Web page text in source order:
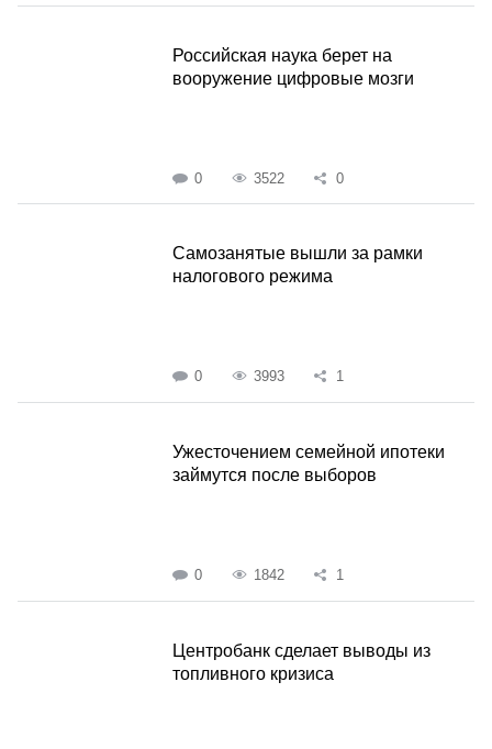
Российская наука берет на
вооружение цифровые мозги
0 3522 0
Самозанятые вышли за рамки
налогового режима
0 3993 1
Ужесточением семейной ипотеки
займутся после выборов
0 1842 1
Центробанк сделает выводы из
топливного кризиса